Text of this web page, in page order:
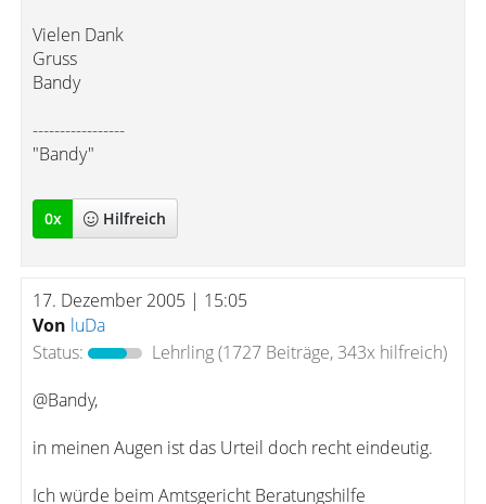
Vielen Dank
Gruss
Bandy
-----------------
"Bandy"
0x Hilfreich
17. Dezember 2005 | 15:05
Von luDa
Status:
Lehrling(1727 Beiträge, 343x hilfreich)
@Bandy,
in meinen Augen ist das Urteil doch recht eindeutig.
Ich würde beim Amtsgericht Beratungshilfe